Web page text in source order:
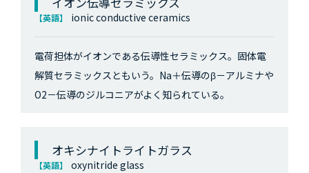
【英語】 ionic conductive ceramics
電荷担体がイオンである伝導性セラミックス。固体電
解質セラミックスともいう。Na＋伝導のβ－アルミナや
O2－伝導のジルコニアがよく知られている。
オキシナイトライトガラス
【英語】 oxynitride glass